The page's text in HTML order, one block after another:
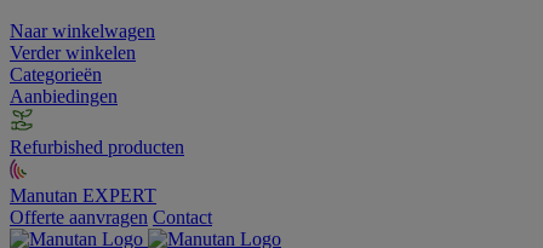
Naar winkelwagen
Verder winkelen
Categorieën
Aanbiedingen
Refurbished producten
Manutan EXPERT
Offerte aanvragen Contact